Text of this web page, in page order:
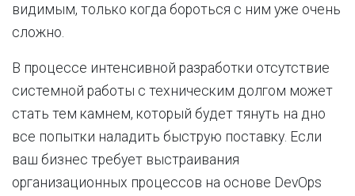
видимым, только когда бороться с ним уже очень
сложно.
В процессе интенсивной разработки отсутствие
системной работы с техническим долгом может
стать тем камнем, который будет тянуть на дно
все попытки наладить быструю поставку. Если
ваш бизнес требует выстраивания
организационных процессов на основе DevOps